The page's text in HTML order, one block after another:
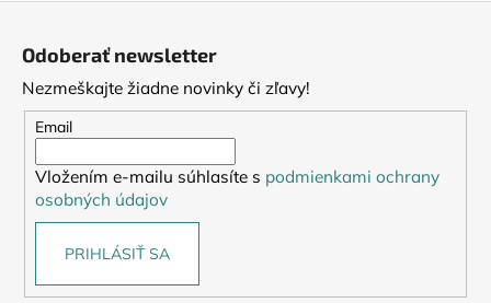
í
c
Odoberať newsletter
Nezmeškajte žiadne novinky či zľavy!
Email
Vložením e-mailu súhlasíte s podmienkami ochrany
osobných údajov
PRIHLÁSIŤ SA